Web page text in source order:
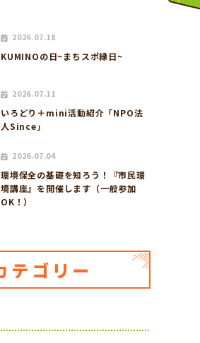
2026.07.18
KUMINOの日~まちスポ縁日~
2026.07.11
いろどり＋mini活動紹介「NPO法
人Since」
2026.07.04
環境保全の基礎を知ろう！『市民環
境講座』を開催します（一般参加
OK！）